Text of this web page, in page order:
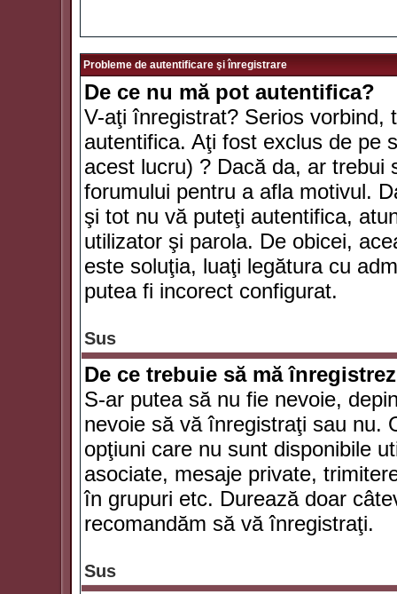
Probleme de autentificare şi înregistrare
De ce nu mă pot autentifica?
V-aţi înregistrat? Serios vorbind,
autentifica. Aţi fost exclus de pe
acest lucru) ? Dacă da, ar trebui
forumului pentru a afla motivul.
şi tot nu vă puteţi autentifica,
utilizator şi parola. De obicei,
este soluţia, luaţi legătura cu
putea fi incorect configurat.
Sus
De ce trebuie să mă
S-ar putea să nu fie nevoie,
nevoie să vă înregistraţi sau nu.
opţiuni care nu sunt disponibile
asociate, mesaje private,
în grupuri etc. Durează doar
recomandăm să vă înregistraţi.
Sus